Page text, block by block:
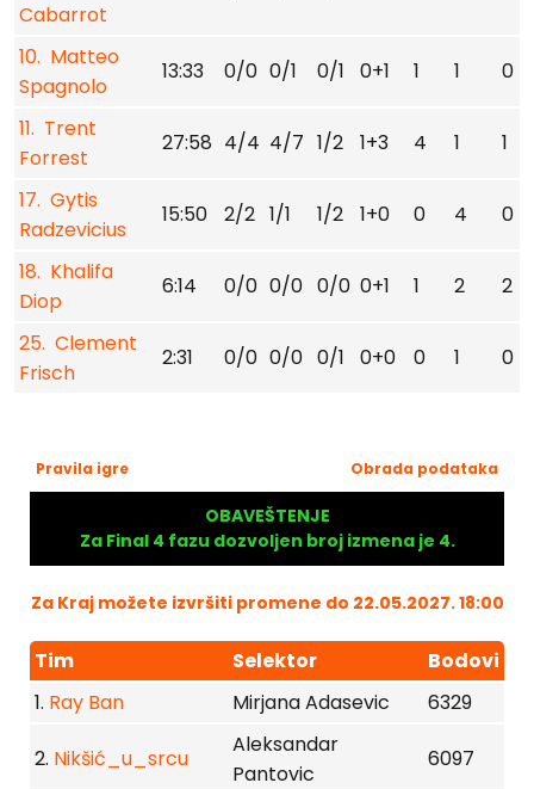
Cabarrot
10. Matteo
Spagnolo
13:33 0/0 0/1 0/1 0+1 1 1 0
11. Trent
Forrest
27:58 4/4 4/7 1/2 1+3 4 1 1
17. Gytis
Radzevicius
15:50 2/2 1/1 1/2 1+0 0 4 0
18. Khalifa
Diop
6:14 0/0 0/0 0/0 0+1 1 2 2
25. Clement
Frisch
2:31 0/0 0/0 0/1 0+0 0 1 0
Pravila igre Obrada podataka
OBAVEŠTENJE
Za Final 4 fazu dozvoljen broj izmena je 4.
Za Kraj možete izvršiti promene do 22.05.2027. 18:00
Tim Selektor
Bodovi
1. Ray Ban Mirjana Adasevic 6329
2. Nikšić_u_srcu
Aleksandar
Pantovic
6097